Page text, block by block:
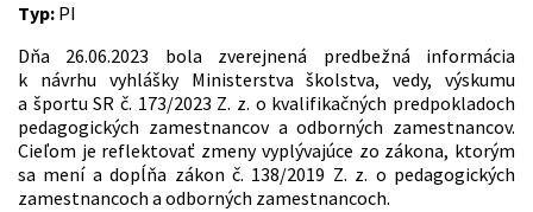
Typ: PI
Dňa 26.06.2023 bola zverejnená predbežná informácia
k návrhu vyhlášky Ministerstva školstva, vedy, výskumu
a športu SR č. 173/2023 Z. z. o kvalifikačných predpokladoch
pedagogických zamestnancov a odborných zamestnancov.
Cieľom je reflektovať zmeny vyplývajúce zo zákona, ktorým
sa mení a dopĺňa zákon č. 138/2019 Z. z. o pedagogických
zamestnancoch a odborných zamestnancoch.